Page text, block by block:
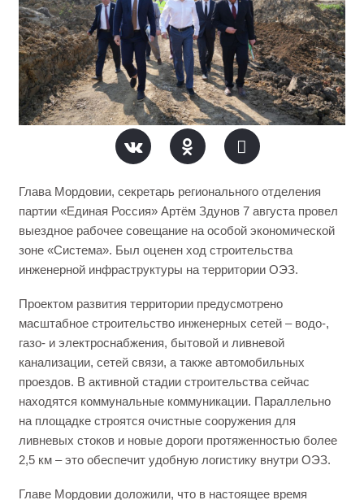
Глава Мордовии, секретарь регионального отделения
партии «Единая Россия» Артём Здунов 7 августа провел
выездное рабочее совещание на особой экономической
зоне «Система». Был оценен ход строительства
инженерной инфраструктуры на территории ОЭЗ.
Проектом развития территории предусмотрено
масштабное строительство инженерных сетей – водо-,
газо- и электроснабжения, бытовой и ливневой
канализации, сетей связи, а также автомобильных
проездов. В активной стадии строительства сейчас
находятся коммунальные коммуникации. Параллельно
на площадке строятся очистные сооружения для
ливневых стоков и новые дороги протяженностью более
2,5 км – это обеспечит удобную логистику внутри ОЭЗ.
Главе Мордовии доложили, что в настоящее время